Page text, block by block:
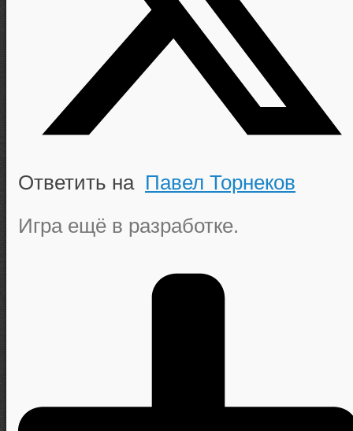
Ответить на Павел Торнеков
Игра ещё в разработке.